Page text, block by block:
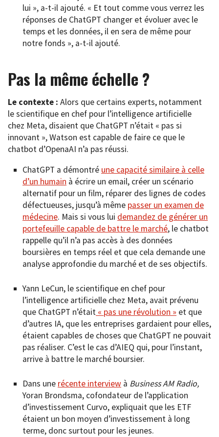
lui », a-t-il ajouté. « Et tout comme vous verrez les
réponses de ChatGPT changer et évoluer avec le
temps et les données, il en sera de même pour
notre fonds », a-t-il ajouté.
Pas la même échelle ?
Le contexte : Alors que certains experts, notamment
le scientifique en chef pour l’intelligence artificielle
chez Meta, disaient que ChatGPT n’était « pas si
innovant », Watson est capable de faire ce que le
chatbot d’OpenaAI n’a pas réussi.
ChatGPT a démontré une capacité similaire à celle
d’un humain à écrire un email, créer un scénario
alternatif pour un film, réparer des lignes de codes
défectueuses, jusqu’à même passer un examen de
médecine. Mais si vous lui demandez de générer un
portefeuille capable de battre le marché, le chatbot
rappelle qu’il n’a pas accès à des données
boursières en temps réel et que cela demande une
analyse approfondie du marché et de ses objectifs.
Yann LeCun, le scientifique en chef pour
l’intelligence artificielle chez Meta, avait prévenu
que ChatGPT n’était « pas une révolution » et que
d’autres IA, que les entreprises gardaient pour elles,
étaient capables de choses que ChatGPT ne pouvait
pas réaliser. C’est le cas d’AIEQ qui, pour l’instant,
arrive à battre le marché boursier.
Dans une récente interview à Business AM Radio,
Yoran Brondsma, cofondateur de l’application
d’investissement Curvo, expliquait que les ETF
étaient un bon moyen d’investissement à long
terme, donc surtout pour les jeunes.